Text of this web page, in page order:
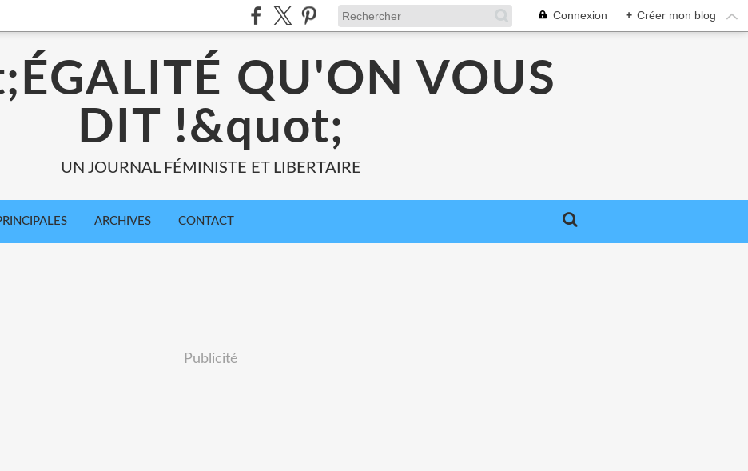
Connexion + Créer mon blog
QU'ON VOUS
DIT !&quot;
UN JOURNAL FÉMINISTE ET LIBERTAIRE
ARCHIVES CONTACT
Publicité